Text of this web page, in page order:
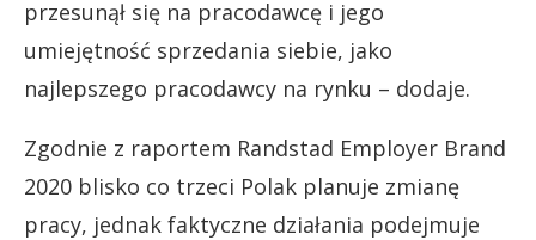
przesunął się na pracodawcę i jego
umiejętność sprzedania siebie, jako
najlepszego pracodawcy na rynku – dodaje.
Zgodnie z raportem Randstad Employer Brand
2020 blisko co trzeci Polak planuje zmianę
pracy, jednak faktyczne działania podejmuje